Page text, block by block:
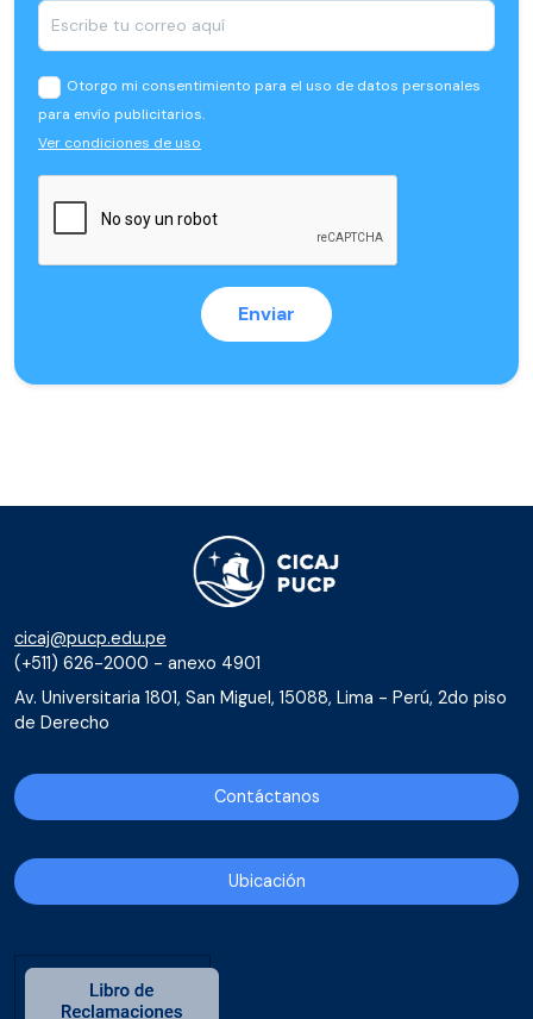
Otorgo mi consentimiento para el uso de datos personales
para envío publicitarios.
Ver condiciones de uso
cicaj@pucp.edu.pe
(+511) 626-2000 - anexo 4901
Av. Universitaria 1801, San Miguel, 15088, Lima - Perú, 2do piso
de Derecho
Contáctanos
Ubicación